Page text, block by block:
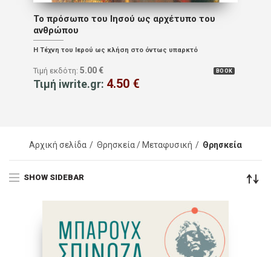
Το πρόσωπο του Ιησού ως αρχέτυπο του
ανθρώπου
Η Τέχνη του Ιερού ως κλήση στο όντως υπαρκτό
BOOK
Τιμή εκδότη: 5.00 €
Τιμή iwrite.gr: 4.50 €
Αρχική σελίδα Θρησκεία / Μεταφυσική Θρησκεία
SHOW SIDEBAR